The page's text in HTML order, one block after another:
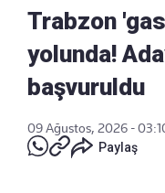
Trabzon
yolunda!
başvuruldu
09 Ağustos, 2026 -
Paylaş